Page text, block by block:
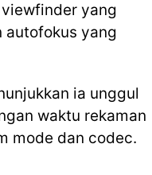
yang
autofokus yang
ia unggul
waktu rekaman
mode dan codec.